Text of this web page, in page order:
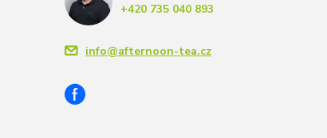
+420 735 040 893
info@afternoon-tea.cz